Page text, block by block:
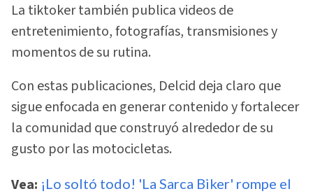
La tiktoker también publica videos de
entretenimiento, fotografías, transmisiones y
momentos de su rutina.
Con estas publicaciones, Delcid deja claro que
sigue enfocada en generar contenido y fortalecer
la comunidad que construyó alrededor de su
gusto por las motocicletas.
Vea: ¡Lo soltó todo! 'La Sarca Biker' rompe el